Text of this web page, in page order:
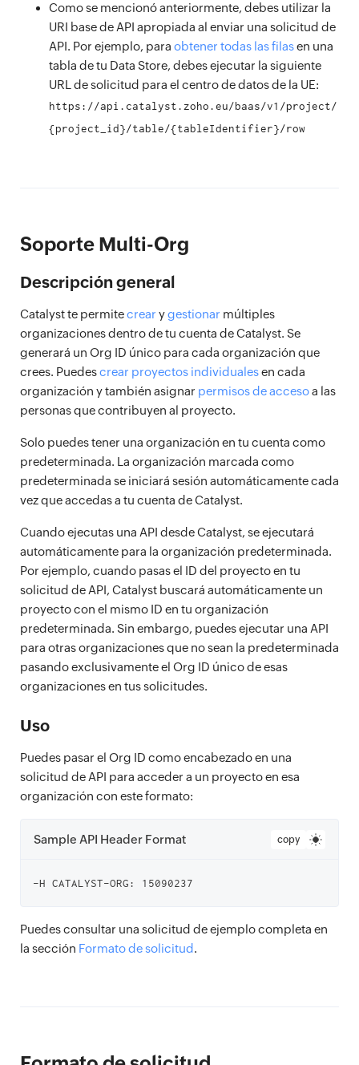
Como se mencionó anteriormente, debes utilizar la
URI base de API apropiada al enviar una solicitud de
API. Por ejemplo, para obtener todas las filasen una
tabla de tu Data Store, debes ejecutar la siguiente
URL de solicitud para el centro de datos de la UE:
https://api.catalyst.zoho.eu/baas/v1/project/
{project_id}/table/{tableIdentifier}/row
Soporte Multi-Org
Descripción general
Catalyst te permitecrear ygestionar múltiples
organizaciones dentro de tu cuenta de Catalyst. Se
generará un Org ID único para cada organización que
crees. Puedescrear proyectos individualesen cada
organización y también asignar permisos de accesoa las
personas que contribuyen al proyecto.
Solo puedes tener una organización en tu cuenta como
predeterminada. La organización marcada como
predeterminada se iniciará sesión automáticamente cada
vez que accedas a tu cuenta de Catalyst.
Cuando ejecutas una API desde Catalyst, se ejecutará
automáticamente para la organización predeterminada.
Por ejemplo, cuando pasas el ID del proyecto en tu
solicitud de API, Catalyst buscará automáticamente un
proyecto con el mismo ID en tu organización
predeterminada. Sin embargo, puedes ejecutar una API
para otras organizaciones que no sean la predeterminada
pasando exclusivamente el Org ID único de esas
organizaciones en tus solicitudes.
Uso
Puedes pasar el Org ID como encabezado en una
solicitud de API para acceder a un proyecto en esa
organización con este formato:
Sample API Header Format copy
Puedes consultar una solicitud de ejemplo completa en
la sección Formato de solicitud .